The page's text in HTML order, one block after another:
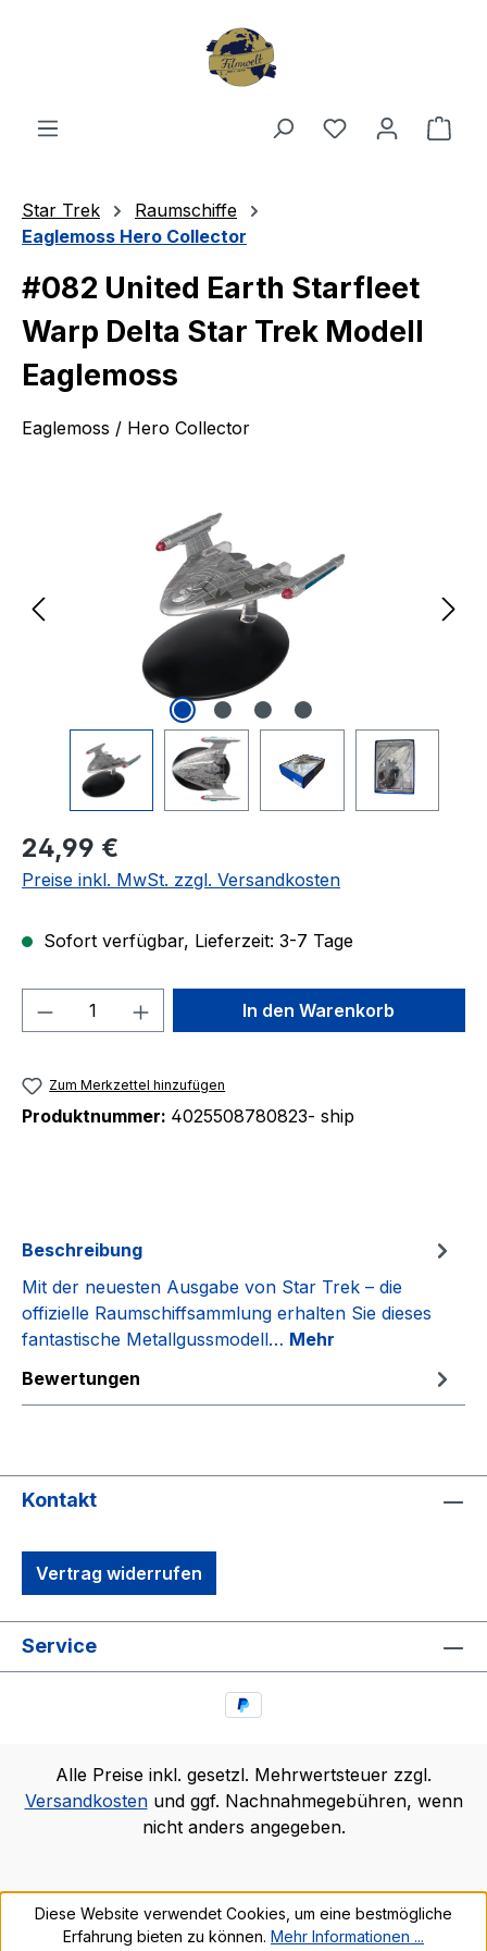
Du hast 0
Star Trek
Raumschiffe
Eaglemoss Hero Collector
#082 United Earth Starfleet
Warp Delta Star Trek Modell
Eaglemoss
Eaglemoss / Hero Collector
Regulärer Preis:
24,99 €
Preise inkl. MwSt. zzgl. Versandkosten
Sofort verfügbar, Lieferzeit: 3-7 Tage
Produkt Anzahl: Gib denIn den Warenkorb
Zum Merkzettel hinzufügen
Produktnummer: 4025508780823- ship
Beschreibung
Mit der neuesten Ausgabe von Star Trek – die
offizielle Raumschiffsammlung erhalten Sie dieses
fantastische Metallgussmodell… Mehr
Bewertungen
Kontakt
Vertrag widerrufen
Service
Alle Preise inkl. gesetzl. Mehrwertsteuer zzgl.
Versandkostenund ggf. Nachnahmegebühren, wenn
nicht anders angegeben.
Diese Website verwendet Cookies, um eine bestmögliche
Erfahrung bieten zu können. Mehr Informationen ...